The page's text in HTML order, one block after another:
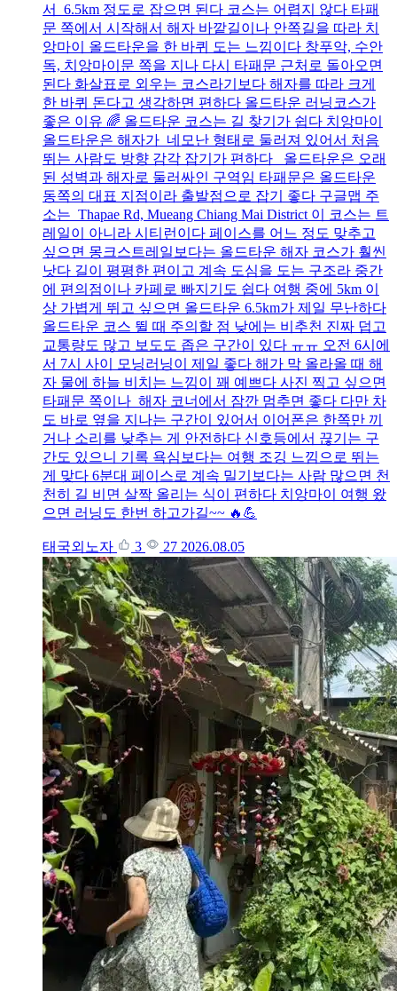
서 6.5km 정도로 잡으면 된다 코스는 어렵지 않다 타패
문 쪽에서 시작해서 해자 바깥길이나 안쪽길을 따라 치
앙마이 올드타운을 한 바퀴 도는 느낌이다 창푸악, 수안
독, 치앙마이문 쪽을 지나 다시 타패문 근처로 돌아오면
된다 화살표로 외우는 코스라기보다 해자를 따라 크게
한 바퀴 돈다고 생각하면 편하다 올드타운 러닝코스가
좋은 이유 🌈 올드타운 코스는 길 찾기가 쉽다 치앙마이
올드타운은 해자가 네모난 형태로 둘러져 있어서 처음
뛰는 사람도 방향 감각 잡기가 편하다 올드타운은 오래
된 성벽과 해자로 둘러싸인 구역임 타패문은 올드타운
동쪽의 대표 지점이라 출발점으로 잡기 좋다 구글맵 주
소는 Thapae Rd, Mueang Chiang Mai District 이 코스는 트
레일이 아니라 시티런이다 페이스를 어느 정도 맞추고
싶으면 몽크스트레일보다는 올드타운 해자 코스가 훨씬
낫다 길이 평평한 편이고 계속 도심을 도는 구조라 중간
에 편의점이나 카페로 빠지기도 쉽다 여행 중에 5km 이
상 가볍게 뛰고 싶으면 올드타운 6.5km가 제일 무난하다
올드타운 코스 뛸 때 주의할 점 낮에는 비추천 진짜 덥고
교통량도 많고 보도도 좁은 구간이 있다 ㅠㅠ 오전 6시에
서 7시 사이 모닝러닝이 제일 좋다 해가 막 올라올 때 해
자 물에 하늘 비치는 느낌이 꽤 예쁘다 사진 찍고 싶으면
타패문 쪽이나 해자 코너에서 잠깐 멈추면 좋다 다만 차
도 바로 옆을 지나는 구간이 있어서 이어폰은 한쪽만 끼
거나 소리를 낮추는 게 안전하다 신호등에서 끊기는 구
간도 있으니 기록 욕심보다는 여행 조깅 느낌으로 뛰는
게 맞다 6분대 페이스로 계속 밀기보다는 사람 많으면 천
천히 길 비면 살짝 올리는 식이 편하다 치앙마이 여행 왔
으면 러닝도 한번 하고가길~~ 🔥💪
태국외노자 3 27 2026.08.05